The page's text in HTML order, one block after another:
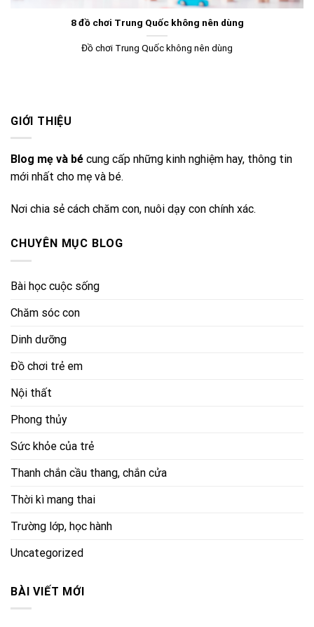
8 đồ chơi Trung Quốc không nên dùng
Đồ chơi Trung Quốc không nên dùng
GIỚI THIỆU
Blog mẹ và bé cung cấp những kinh nghiệm hay, thông tin
mới nhất cho mẹ và bé.
Nơi chia sẻ cách chăm con, nuôi dạy con chính xác.
CHUYÊN MỤC BLOG
Bài học cuộc sống
Chăm sóc con
Dinh dưỡng
Đồ chơi trẻ em
Nội thất
Phong thủy
Sức khỏe của trẻ
Thanh chắn cầu thang, chắn cửa
Thời kì mang thai
Trường lớp, học hành
Uncategorized
BÀI VIẾT MỚI